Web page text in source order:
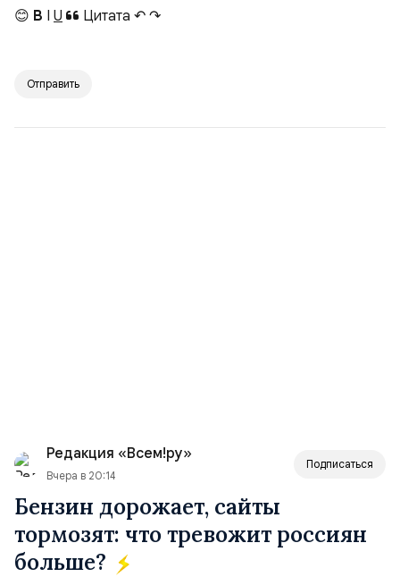
😊 B I U Цитата ↶ ↷
Отправить
Редакция «Всем!ру»
Вчера в 20:14
Подписаться
Бензин дорожает, сайты
тормозят: что тревожит россиян
больше?